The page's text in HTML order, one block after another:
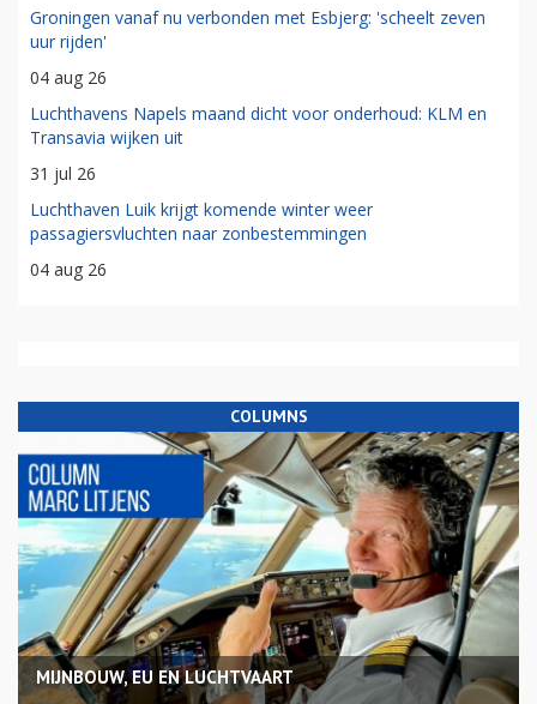
Groningen vanaf nu verbonden met Esbjerg: 'scheelt zeven
uur rijden'
04 aug 26
Luchthavens Napels maand dicht voor onderhoud: KLM en
Transavia wijken uit
31 jul 26
Luchthaven Luik krijgt komende winter weer
passagiersvluchten naar zonbestemmingen
04 aug 26
COLUMNS
MIJNBOUW, EU EN LUCHTVAART